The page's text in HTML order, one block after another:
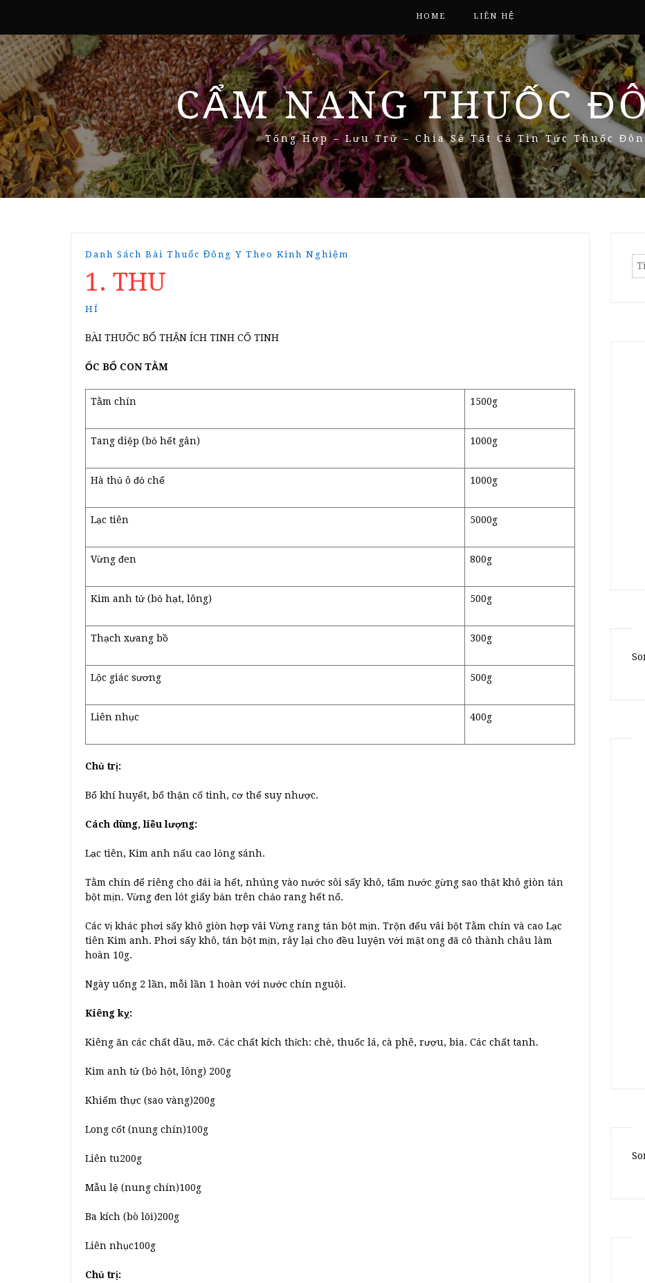
HOME LIÊN HỆ
CẨM NANG THUỐC
Tổng Hợp – Lưu Trữ – Chia Sẻ Tất Cả Tin Tức Thuốc
Danh Sách Bài Thuốc Đông Y Theo Kinh Nghiệm
1. THU
HÍ
BÀI THUỐC BỔ THẬN ÍCH TINH CỐ TINH
ỐC BỔ CON TẰM
Tằm chín 1500g
Tang diệp (bỏ hết gân) 1000g
Hà thủ ô đỏ chế 1000g
Lạc tiên 5000g
Vừng đen 800g
Kim anh tử (bỏ hạt, lông) 500g
Thạch xưang bồ 300g
Lộc giác sương 500g
Liên nhục 400g
Chủ trị:
Bổ khí huyết, bổ thận cố tinh, cơ thể suy nhược.
Cách dùng, liều lượng:
Lạc tiên, Kim anh nấu cao lỏng sánh.
Tằm chín để riêng cho đái ỉa hết, nhúng vào nước sôi sấy khô, tẩm nước gừng sao thật khô giòn tán
bột mịn. Vừng đen lót giấy bản trên chảo rang hết nổ.
Các vị khác phơi sấy khô giòn hợp vâi Vừng rang tán bột mịn. Trộn đểu vâi bột Tằm chín và cao Lạc
tiên Kim anh. Phơi sấy khô, tán bột mịn, rây lại cho đều luyện với mật ong đã cô thành châu làm
hoàn 10g.
Ngày uống 2 lần, mỗi lần 1 hoàn với nước chín nguội.
Kiêng kỵ:
Kiêng ăn các chất dầu, mỡ. Các chất kích thỉch: chè, thuốc lá, cà phê, rượu, bia. Các chất tanh.
Kim anh tử (bỏ hột, lông) 200g
Khiếm thực (sao vàng)200g
Long cốt (nung chín)100g
Liên tu200g
Mẫu lệ (nung chín)100g
Ba kích (bò lõi)200g
Liên nhục100g
Chủ trị:
Tìm